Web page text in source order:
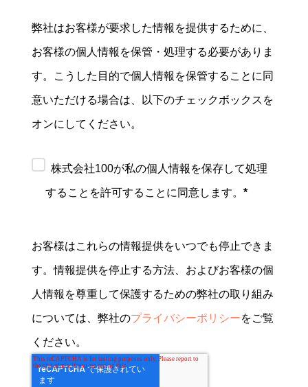
弊社はお客様が要求した情報を提供するために、
お客様の個人情報を保管・処理する必要がありま
す。こうした目的で個人情報を保管することに同
意いただける場合は、以下のチェックボックスを
オンにしてください。
株式会社100が私の個人情報を保存して処理
することを許可することに同意します。*
お客様はこれらの情報提供をいつでも停止できま
す。情報提供を停止する方法、およびお客様の個
人情報を尊重して保護するための弊社の取り組み
については、弊社のプライバシーポリシーをご覧
ください。